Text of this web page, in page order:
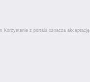
Korzystanie z portalu oznacza akceptację